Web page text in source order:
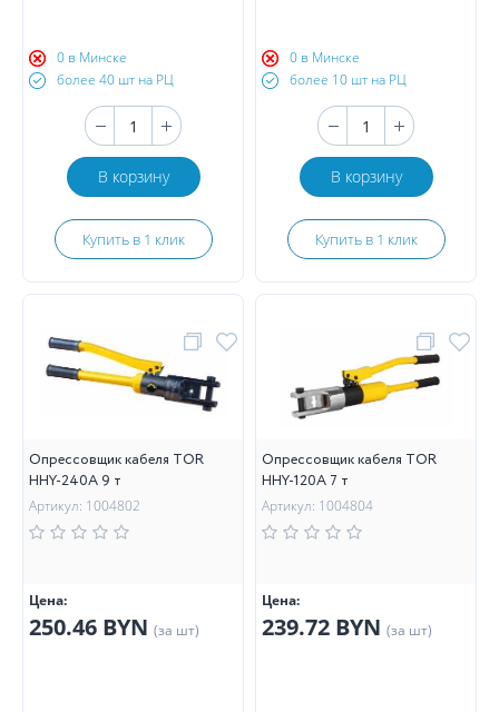
0 в Минске
более 40 шт на РЦ
В корзину
Купить в 1 клик
0 в Минске
более 10 шт на РЦ
В корзину
Купить в 1 клик
Опрессовщик кабеля TOR
HHY-240A 9 т
Артикул: 1004802
Цена:
250.46 BYN (за шт)
Опрессовщик кабеля TOR
HHY-120A 7 т
Артикул: 1004804
Цена:
239.72 BYN (за шт)